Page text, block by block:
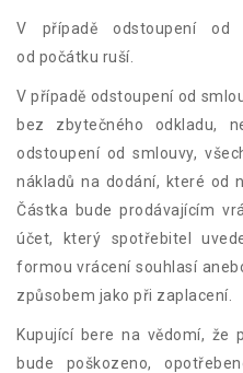
V případě odstoupení od
od počátku ruší.
V případě odstoupení od
bez zbytečného odkladu,
odstoupení od smlouvy,
nákladů na dodání, které od
Částka bude prodávajícím
účet, který spotřebitel
formou vrácení souhlasí
způsobem jako při zaplacení.
Kupující bere na vědomí, že
bude poškozeno,